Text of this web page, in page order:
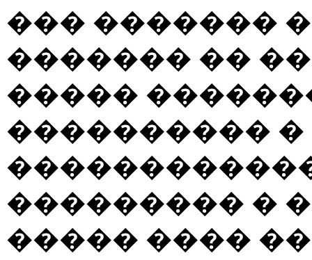
��� �������
������� ��
�����
���������� �
��������� �
����� ����